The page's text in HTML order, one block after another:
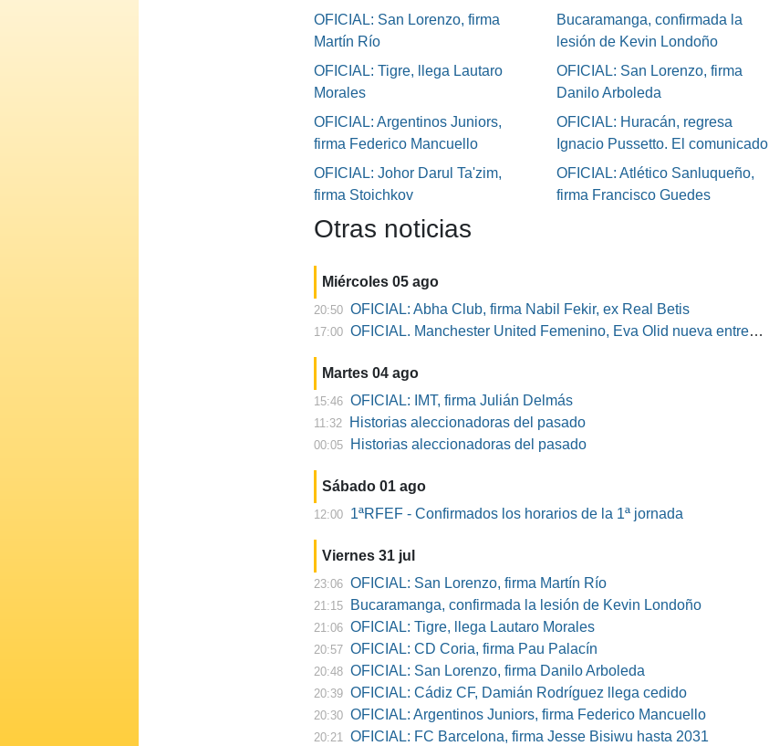
OFICIAL: San Lorenzo, firma
Martín Río
Bucaramanga, confirmada la
lesión de Kevin Londoño
OFICIAL: Tigre, llega Lautaro
Morales
OFICIAL: San Lorenzo, firma
Danilo Arboleda
OFICIAL: Argentinos Juniors,
firma Federico Mancuello
OFICIAL: Huracán, regresa
Ignacio Pussetto. El comunicado
OFICIAL: Johor Darul Ta'zim,
firma Stoichkov
OFICIAL: Atlético Sanluqueño,
firma Francisco Guedes
Otras noticias
Miércoles 05 ago
20:50 OFICIAL: Abha Club, firma Nabil Fekir, ex Real Betis
17:00 OFICIAL. Manchester United Femenino, Eva Olid nueva entrenadora
Martes 04 ago
15:46 OFICIAL: IMT, firma Julián Delmás
11:32 Historias aleccionadoras del pasado
00:05 Historias aleccionadoras del pasado
Sábado 01 ago
12:00 1ªRFEF - Confirmados los horarios de la 1ª jornada
Viernes 31 jul
23:06 OFICIAL: San Lorenzo, firma Martín Río
21:15 Bucaramanga, confirmada la lesión de Kevin Londoño
21:06 OFICIAL: Tigre, llega Lautaro Morales
20:57 OFICIAL: CD Coria, firma Pau Palacín
20:48 OFICIAL: San Lorenzo, firma Danilo Arboleda
20:39 OFICIAL: Cádiz CF, Damián Rodríguez llega cedido
20:30 OFICIAL: Argentinos Juniors, firma Federico Mancuello
20:21 OFICIAL: FC Barcelona, firma Jesse Bisiwu hasta 2031